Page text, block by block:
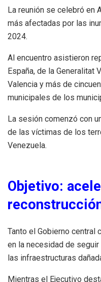
La reunión se celebró en
más afectadas por las
2024.
Al encuentro asistieron
España, de la Generalitat
Valencia y más de
municipales de los
La sesión comenzó con
de las víctimas de los
Venezuela.
Objetivo:
Tanto el Gobierno central
en la necesidad de
las infraestructuras
Mientras el Ejecutivo